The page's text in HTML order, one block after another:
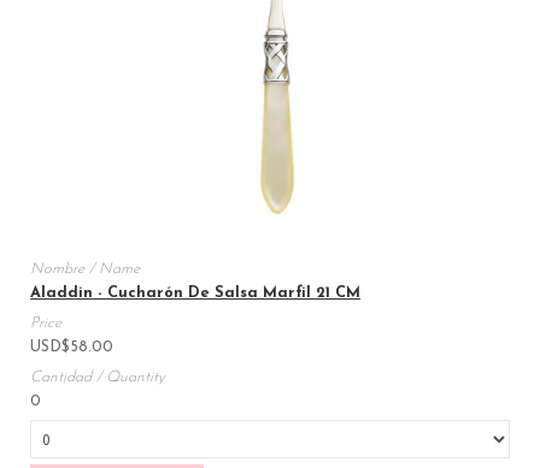
Aladdin - Cucharón De Salsa Marfil 21 CM
USD$58.00
0